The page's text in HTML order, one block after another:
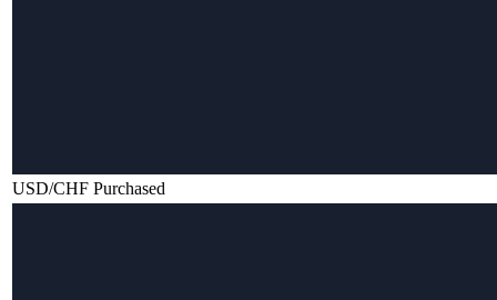
USD/CHF Purchased